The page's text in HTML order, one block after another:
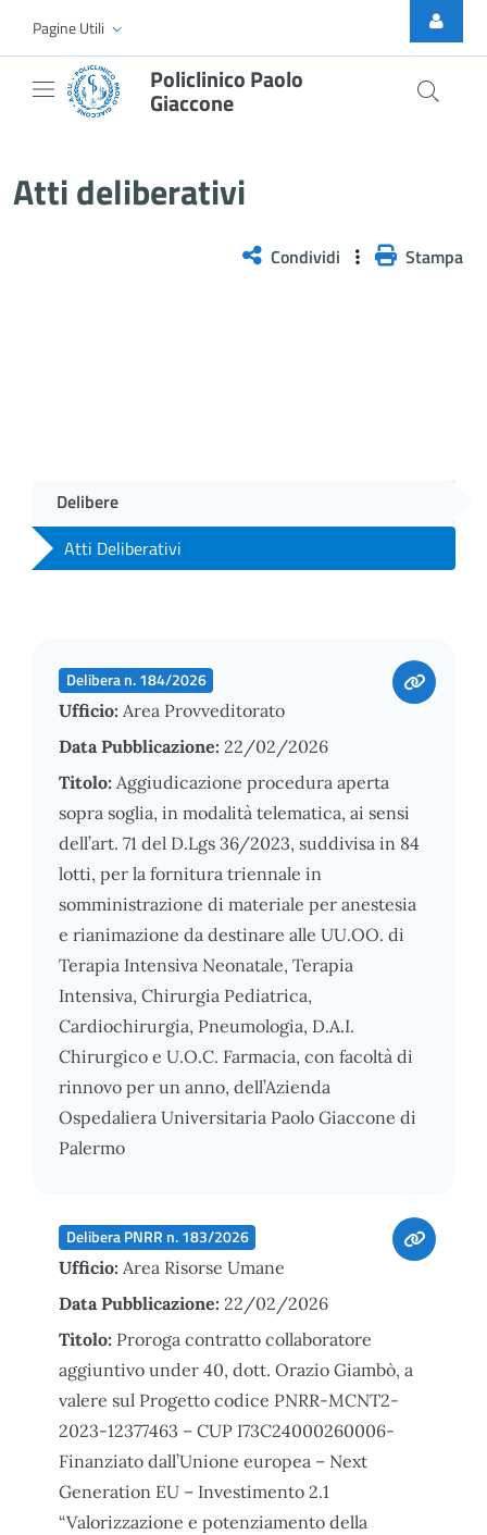
Skip to Main Content
Pagine Utili
Policlinico Paolo
Giaccone
Atti deliberativi
Condividi Stampa
Delibere
Atti Deliberativi
Delibera n. 184/2026
Ufficio: Area Provveditorato
Data Pubblicazione: 22/02/2026
Titolo: Aggiudicazione procedura aperta
sopra soglia, in modalità telematica, ai sensi
dell’art. 71 del D.Lgs 36/2023, suddivisa in 84
lotti, per la fornitura triennale in
somministrazione di materiale per anestesia
e rianimazione da destinare alle UU.OO. di
Terapia Intensiva Neonatale, Terapia
Intensiva, Chirurgia Pediatrica,
Cardiochirurgia, Pneumologia, D.A.I.
Chirurgico e U.O.C. Farmacia, con facoltà di
rinnovo per un anno, dell’Azienda
Ospedaliera Universitaria Paolo Giaccone di
Palermo
Delibera PNRR n. 183/2026
Ufficio: Area Risorse Umane
Data Pubblicazione: 22/02/2026
Titolo: Proroga contratto collaboratore
aggiuntivo under 40, dott. Orazio Giambò, a
valere sul Progetto codice PNRR-MCNT2-
2023-12377463 – CUP I73C24000260006-
Finanziato dall’Unione europea – Next
Generation EU – Investimento 2.1
“Valorizzazione e potenziamento della